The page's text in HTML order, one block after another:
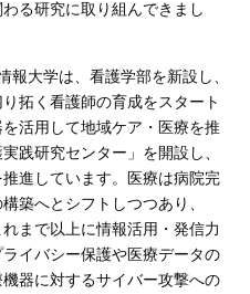
る研究に取り組んできまし
報大学は、看護学部を新設し、
拓く看護師の育成をスタート
活用して地域ケア・医療を推
践研究センター」を開設し、
進しています。医療は病院完
築へとシフトしつつあり、
まで以上に情報活用・発信力
イバシー保護や医療データの
器に対するサイバー攻撃への